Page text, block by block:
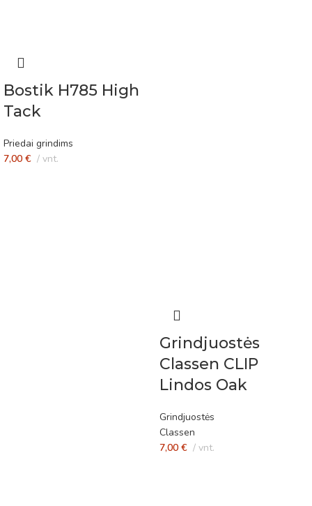
Bostik H785 High
Tack
Priedai grindims
7,00 € vnt.
Grindjuostės
Classen CLIP
Lindos Oak
Grindjuostės
Classen
7,00 € vnt.